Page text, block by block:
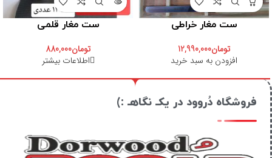
ست مغار خراطی
تومان12,990,000
افزودن به سبد خرید
ست مغار قلمی
تومان880,000
اطلاعات بیشتر
فروشگاه دُروود در یکـ نگاهـ :)